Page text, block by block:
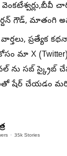
గౌడ్, మాతంగి
ప్రత్యేక
మా X
ను సబ్ స్క్రైబ్
షేర్ చేయడం
35k Stories